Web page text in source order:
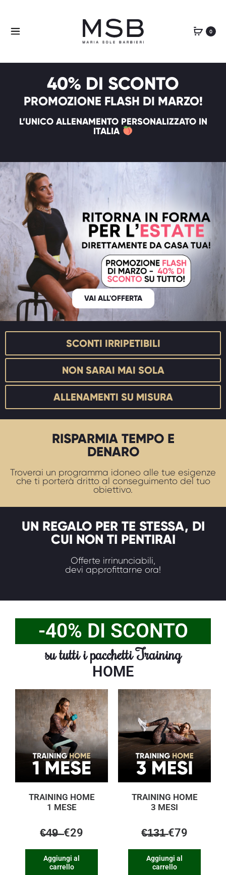
0
40% DI SCONTO
PROMOZIONE FLASH DI MARZO!
L’UNICO ALLENAMENTO PERSONALIZZATO IN
ITALIA
VAI ALL'OFFERTA
SCONTI IRRIPETIBILI
NON SARAI MAI SOLA
ALLENAMENTI SU MISURA
RISPARMIA TEMPO E
DENARO
Troverai un programma idoneo alle tue esigenze
che ti porterà dritto al conseguimento del tuo
obiettivo.
UN REGALO PER TE STESSA, DI
CUI NON TI PENTIRAI
Offerte irrinunciabili,
devi approfittarne ora!
-40% DI SCONTO
su tutti i pacchetti Training
HOME
TRAINING HOME
1 MESE
€̶4̶9̶ ̶ €29
Aggiungi al
carrello
TRAINING HOME
3 MESI
€̶1̶3̶1̶ €79
Aggiungi al
carrello